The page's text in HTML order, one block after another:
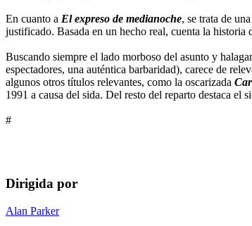
En cuanto a El expreso de medianoche, se trata de
justificado. Basada en un hecho real, cuenta la
Buscando siempre el lado morboso del asunto y
espectadores, una auténtica barbaridad), carece de
algunos otros títulos relevantes, como la oscarizada
1991 a causa del sida. Del resto del reparto destaca el
#
Dirigida por
Alan Parker